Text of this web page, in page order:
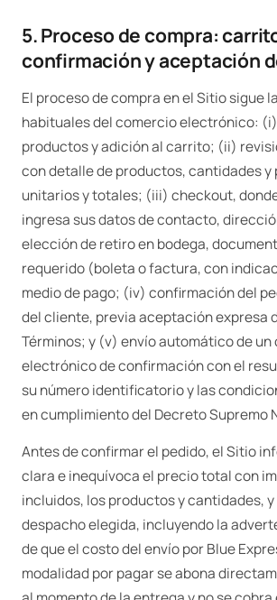
5. Proceso de compra:
confirmación y aceptación
El proceso de compra en el Sitio sigue
habituales del comercio electrónico:
productos y adición al carrito; (ii)
con detalle de productos, cantidades y
unitarios y totales; (iii) checkout,
ingresa sus datos de contacto,
elección de retiro en bodega,
requerido (boleta o factura, con
medio de pago; (iv) confirmación del
del cliente, previa aceptación expresa
Términos; y (v) envío automático de un
electrónico de confirmación con el
su número identificatorio y las
en cumplimiento del Decreto Supremo
Antes de confirmar el pedido, el Sitio
clara e inequívoca el precio total con
incluidos, los productos y cantidades,
despacho elegida, incluyendo la
de que el costo del envío por Blue
modalidad por pagar se abona